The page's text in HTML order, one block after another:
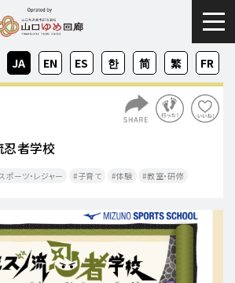
ZH-
CN
ZH-
TW
EN FR
JA KO
ES
忍者学校
ポーツ・レジャー 子育て 体験 教室・研修